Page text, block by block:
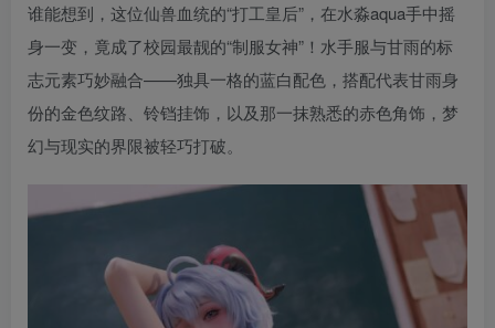
谁能想到，这位仙兽血统的“打工皇后”，在水淼aqua手中摇
身一变，竟成了校园最靓的“制服女神”！水手服与甘雨的标
志元素巧妙融合——独具一格的蓝白配色，搭配代表甘雨身
份的金色纹路、铃铛挂饰，以及那一抹熟悉的赤色角饰，梦
幻与现实的界限被轻巧打破。